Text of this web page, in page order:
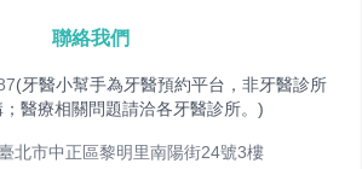
聯絡我們
(牙醫小幫手為牙醫預約平台，非牙醫診所
醫療相關問題請洽各牙醫診所。)
北市中正區黎明里南陽街24號3樓